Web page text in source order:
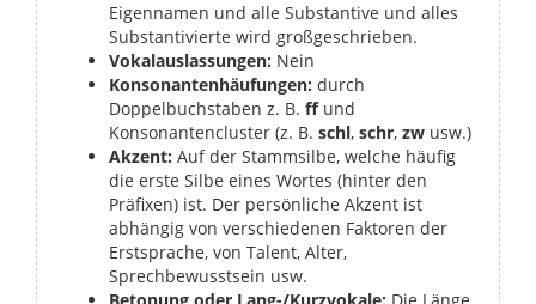
Eigennamen und alle Substantive und alles
Substantivierte wird großgeschrieben.
Vokalauslassungen: Nein
Konsonantenhäufungen: durch
Doppelbuchstaben z. B. ffund
Konsonantencluster (z. B. schl, schr, zw usw.)
Akzent: Auf der Stammsilbe, welche häufig
die erste Silbe eines Wortes (hinter den
Präfixen) ist. Der persönliche Akzent ist
abhängig von verschiedenen Faktoren der
Erstsprache, von Talent, Alter,
Sprechbewusstsein usw.